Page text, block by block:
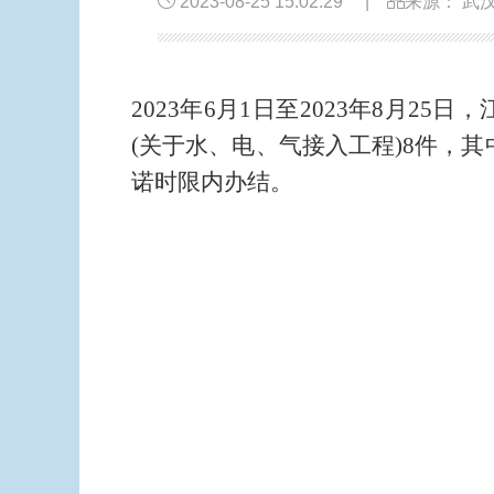
2023年6月 1日至2023年8 月25 日，
(关于水、电、气接入工程)8件，其
诺时限内办结。